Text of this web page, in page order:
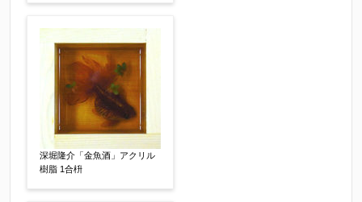
同意する
【必須】
↑ 同意頂けましたらチェックを入れてくださ
い。
深堀隆介「金魚酒」アクリル
樹脂 1合枡